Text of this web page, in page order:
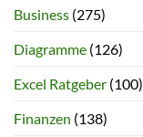
Business (275)
Diagramme (126)
Excel Ratgeber (100)
Finanzen (138)